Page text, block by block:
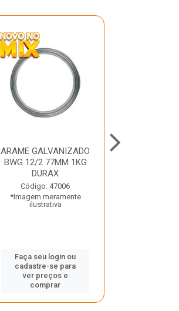
ARAME GALVANIZADO
BWG 12/2 77MM 1KG
DURAX
Código: 47006
*Imagem meramente
ilustrativa
Faça seu login ou
cadastre-se para
ver preços e
comprar